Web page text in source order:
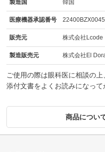
製造国 韓国
医療機器承認番号
販売元 株式会社Lcode
製造販売元 株式会社El
ご使用の際は眼科医に相談の上
添付文書をよくお読みになって
商品につい